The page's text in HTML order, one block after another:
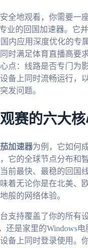
全地观看，你需要一
业的回国加速器。它
内应用深度优化的专
时满足体育直播高要
点：线路是否专门为
备上同时流畅运行，
发问题。
赛的六大
加速器为例，它如何
它的全球节点分布和
前最快、最稳的回国
着无论你是在北美、
般的网络体验。
支持覆盖了你的所有
还是家里的Windows电
备上同时登录使用。